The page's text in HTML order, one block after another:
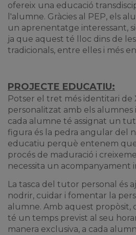
ofereix una educació
l'alumne. Gràcies al PEP, els
un aprenentatge interessant,
ja que aquest té lloc dins de
tradicionals, entre elles i més
PROJECTE EDUCATIU:
Potser el tret més identitari de
personalitzat amb els alumnes
cada alumne té assignat un
figura és la pedra angular del
educatiu perquè entenem
procés de maduració i
necessita un acompanyament
La tasca del tutor personal és
nodrir, cuidar i fomentar la
alumne. Amb aquest propòsit,
té un temps previst al seu
manera exclusiva, a cada